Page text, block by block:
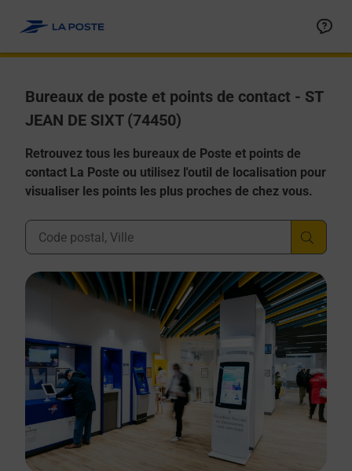
Bureaux de poste et points de contact - ST
JEAN DE SIXT (74450)
Retrouvez tous les bureaux de Poste et points de
contact La Poste ou utilisez l'outil de localisation pour
visualiser les points les plus proches de chez vous.
Ville, Département, Code Postal